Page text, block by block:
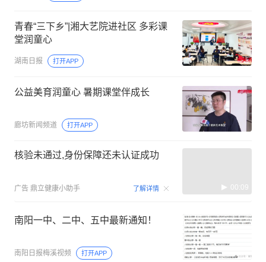
青春“三下乡”|湘大艺院进社区 多彩课
堂润童心
湖南日报 打开APP
公益美育润童心 暑期课堂伴成长
廊坊新闻频道 打开APP
核验未通过,身份保障还未认证成功
广告 鼎立健康小助手 了解详情 00:09
南阳一中、二中、五中最新通知！
南阳日报梅溪视频 打开APP